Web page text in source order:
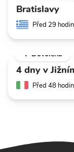
Bratislavy
Před 29
🌴 Dovolená
4 dny v
Před 48